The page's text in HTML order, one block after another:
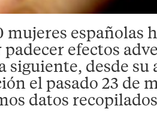
mujeres españolas
efectos
siguiente, desde su
el pasado 23 de
datos